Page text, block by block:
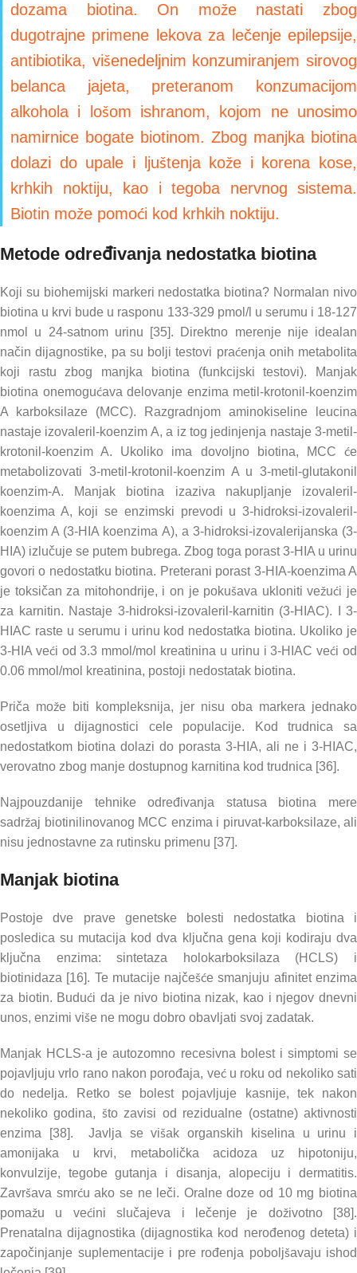
dozama biotina. On može nastati zbog
dugotrajne primene lekova za lečenje epilepsije,
antibiotika, višenedeljnim konzumiranjem sirovog
belanca jajeta, preteranom konzumacijom
alkohola i lošom ishranom, kojom ne unosimo
namirnice bogate biotinom. Zbog manjka biotina
dolazi do upale i ljuštenja kože i korena kose,
krhkih noktiju, kao i tegoba nervnog sistema.
Biotin može pomoći kod krhkih noktiju.
Metode određivanja nedostatka biotina
Koji su biohemijski markeri nedostatka biotina? Normalan nivo
biotina u krvi bude u rasponu 133-329 pmol/l u serumu i 18-127
nmol u 24-satnom urinu [35]. Direktno merenje nije idealan
način dijagnostike, pa su bolji testovi praćenja onih metabolita
koji rastu zbog manjka biotina (funkcijski testovi). Manjak
biotina onemogućava delovanje enzima metil-krotonil-koenzim
A karboksilaze (MCC). Razgradnjom aminokiseline leucina
nastaje izovaleril-koenzim A, a iz tog jedinjenja nastaje 3-metil-
krotonil-koenzim A. Ukoliko ima dovoljno biotina, MCC će
metabolizovati 3-metil-krotonil-koenzim A u 3-metil-glutakonil
koenzim-A. Manjak biotina izaziva nakupljanje izovaleril-
koenzima A, koji se enzimski prevodi u 3-hidroksi-izovaleril-
koenzim A (3-HIA koenzima A), a 3-hidroksi-izovalerijanska (3-
HIA) izlučuje se putem bubrega. Zbog toga porast 3-HIA u urinu
govori o nedostatku biotina. Preterani porast 3-HIA-koenzima A
je toksičan za mitohondrije, i on je pokušava ukloniti vežući je
za karnitin. Nastaje 3-hidroksi-izovaleril-karnitin (3-HIAC). I 3-
HIAC raste u serumu i urinu kod nedostatka biotina. Ukoliko je
3-HIA veći od 3.3 mmol/mol kreatinina u urinu i 3-HIAC veći od
0.06 mmol/mol kreatinina, postoji nedostatak biotina.
Priča može biti kompleksnija, jer nisu oba markera jednako
osetljiva u dijagnostici cele populacije. Kod trudnica sa
nedostatkom biotina dolazi do porasta 3-HIA, ali ne i 3-HIAC,
verovatno zbog manje dostupnog karnitina kod trudnica [36].
Najpouzdanije tehnike određivanja statusa biotina mere
sadržaj biotinilinovanog MCC enzima i piruvat-karboksilaze, ali
nisu jednostavne za rutinsku primenu [37].
Manjak biotina
Postoje dve prave genetske bolesti nedostatka biotina i
posledica su mutacija kod dva ključna gena koji kodiraju dva
ključna enzima: sintetaza holokarboksilaza (HCLS) i
biotinidaza [16]. Te mutacije najčešće smanjuju afinitet enzima
za biotin. Budući da je nivo biotina nizak, kao i njegov dnevni
unos, enzimi više ne mogu dobro obavljati svoj zadatak.
Manjak HCLS-a je autozomno recesivna bolest i simptomi se
pojavljuju vrlo rano nakon porođaja, već u roku od nekoliko sati
do nedelja. Retko se bolest pojavljuje kasnije, tek nakon
nekoliko godina, što zavisi od rezidualne (ostatne) aktivnosti
enzima [38]. Javlja se višak organskih kiselina u urinu i
amonijaka u krvi, metabolička acidoza uz hipotoniju,
konvulzije, tegobe gutanja i disanja, alopeciju i dermatitis.
Završava smrću ako se ne leči. Oralne doze od 10 mg biotina
pomažu u većini slučajeva i lečenje je doživotno [38].
Prenatalna dijagnostika (dijagnostika kod nerođenog deteta) i
započinjanje suplementacije i pre rođenja poboljšavaju ishod